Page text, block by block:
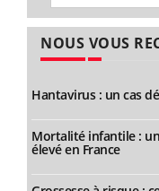
NOUS VOUS
Hantavirus : un cas
Mortalité infantile :
élevé en France